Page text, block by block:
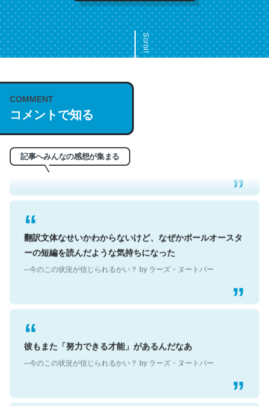
Scroll
COMMENT
コメントで知る
記事へみんなの感想が集まる
これは名文。彼はとてもクレバーなんだろうなと凄く思
う。英語少しでも読める人は原文もお勧め。自分はこの流
─今のこの状況が信じられるかい？ by ラーズ・ヌートバー
翻訳文体なせいかわからないけど、なぜかポールオースタ
ーの短編を読んだような気持ちになった
─今のこの状況が信じられるかい？ by ラーズ・ヌートバー
彼もまた「努力できる才能」があるんだなあ
─今のこの状況が信じられるかい？ by ラーズ・ヌートバー